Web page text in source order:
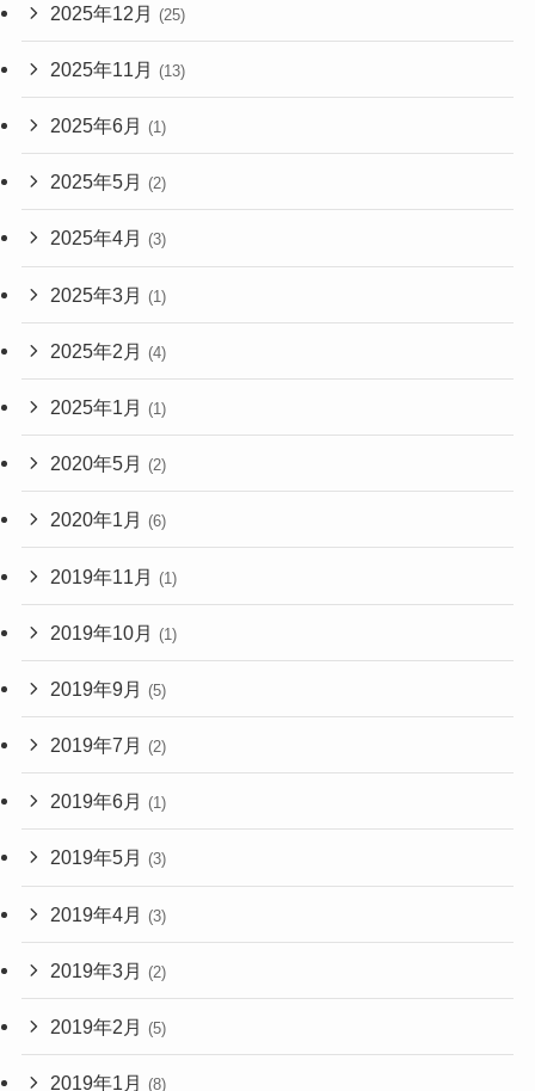
2025年12月 (25)
2025年11月 (13)
2025年6月 (1)
2025年5月 (2)
2025年4月 (3)
2025年3月 (1)
2025年2月 (4)
2025年1月 (1)
2020年5月 (2)
2020年1月 (6)
2019年11月 (1)
2019年10月 (1)
2019年9月 (5)
2019年7月 (2)
2019年6月 (1)
2019年5月 (3)
2019年4月 (3)
2019年3月 (2)
2019年2月 (5)
2019年1月 (8)